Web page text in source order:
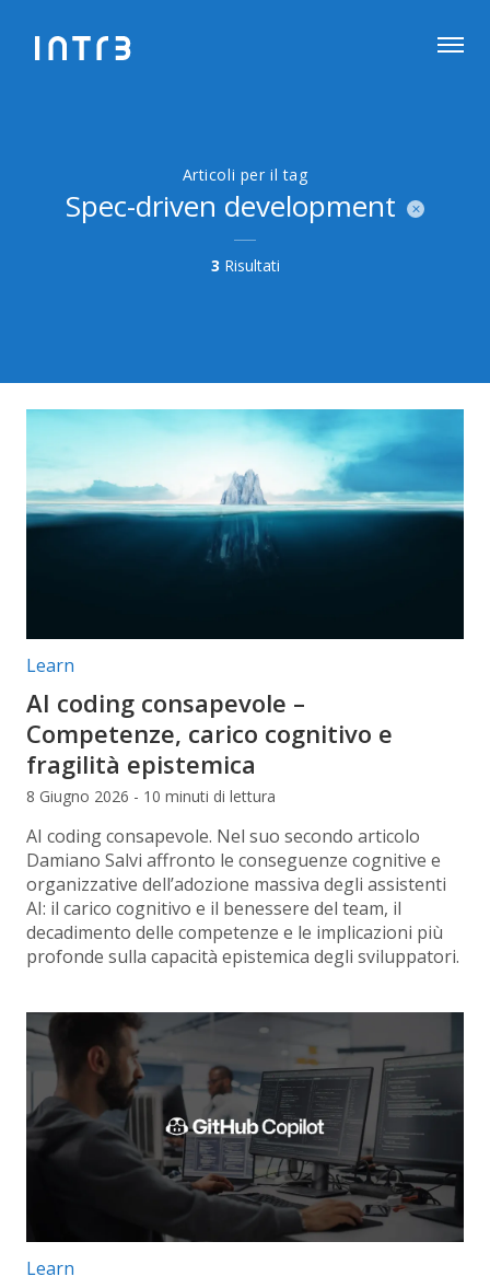
Articoli per il tag
Spec-driven development
3 Risultati
Categorie articolo:
Learn
AI coding consapevole –
Competenze, carico cognitivo e
fragilità epistemica
8 Giugno 2026 - 10 minuti di lettura
AI coding consapevole. Nel suo secondo articolo
Damiano Salvi affronto le conseguenze cognitive e
organizzative dell’adozione massiva degli assistenti
AI: il carico cognitivo e il benessere del team, il
decadimento delle competenze e le implicazioni più
profonde sulla capacità epistemica degli sviluppatori.
Categorie articolo:
Learn